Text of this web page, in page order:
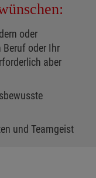
oder
oder Ihr
aber
und Teamgeist